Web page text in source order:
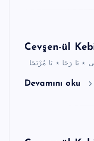
Cevşen-ül
Devamını oku